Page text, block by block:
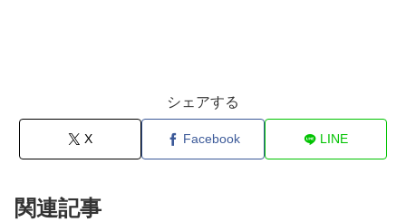
シェアする
X Facebook LINE
関連記事